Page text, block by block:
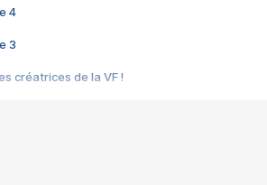
4
3
créatrices de la VF !